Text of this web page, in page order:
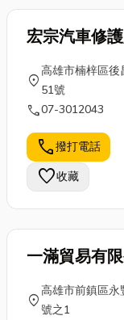
宏宗汽車修
location_on
高雄市楠梓區後
51號
call07-3012043
call撥打電話
favorite收藏
一滿貿易有
location_on
高雄市前鎮區永
號之1